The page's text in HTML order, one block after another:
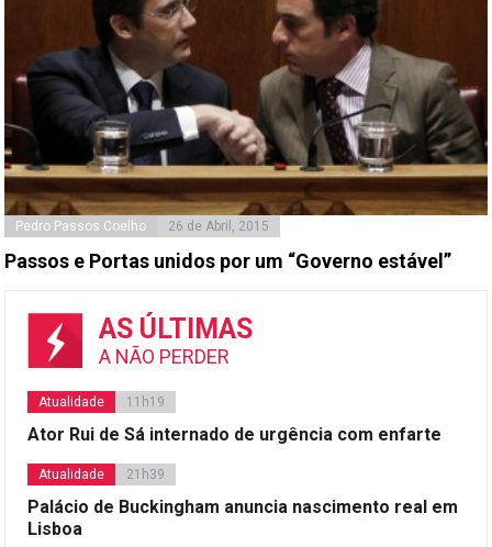
Pedro Passos Coelho 26 de Abril, 2015
Passos e Portas unidos por um “Governo estável”
AS ÚLTIMAS
A NÃO PERDER
Atualidade 11h19
Ator Rui de Sá internado de urgência com enfarte
Atualidade 21h39
Palácio de Buckingham anuncia nascimento real em
Lisboa